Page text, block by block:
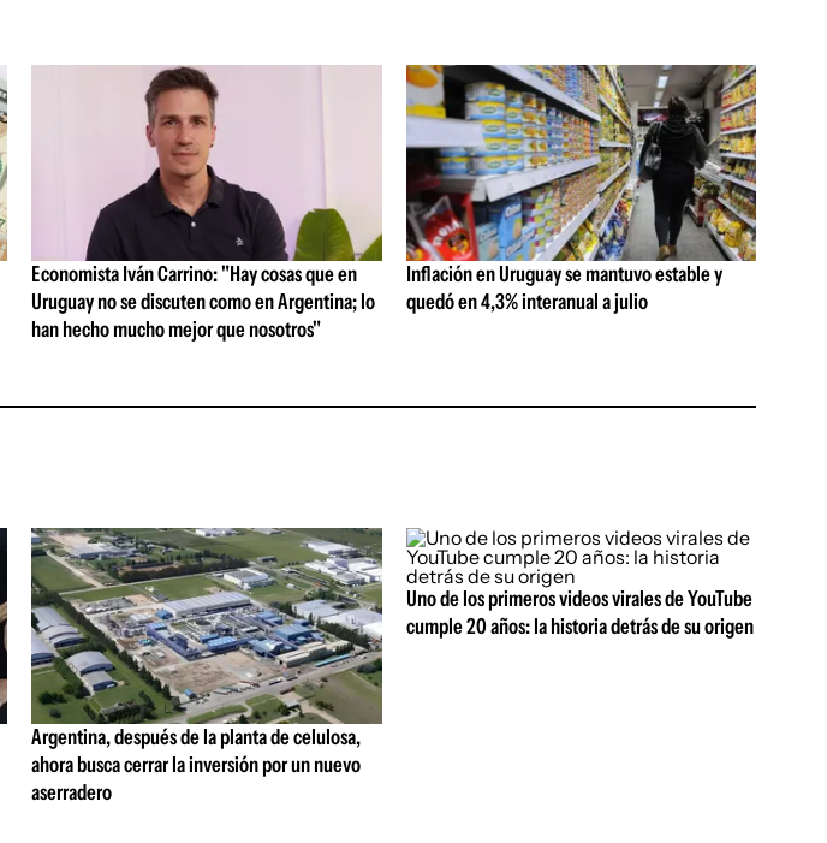
Economista Iván Carrino: "Hay cosas que en
Uruguay no se discuten como en Argentina; lo
han hecho mucho mejor que nosotros"
Inflación en Uruguay se mantuvo estable y
quedó en 4,3% interanual a julio
Argentina, después de la planta de celulosa,
ahora busca cerrar la inversión por un nuevo
aserradero
Uno de los primeros videos virales de YouTube
cumple 20 años: la historia detrás de su origen